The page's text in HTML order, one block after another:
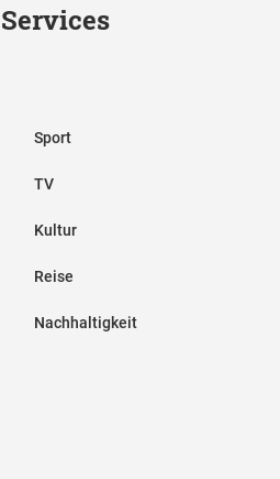
Sport
TV
Kultur
Reise
Nachhaltigkeit